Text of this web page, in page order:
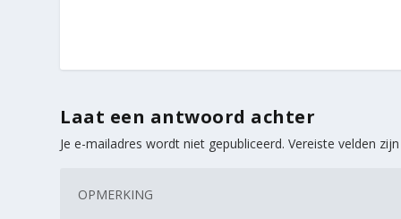
Laat een antwoord achter
Je e-mailadres wordt niet gepubliceerd. Vereiste velden